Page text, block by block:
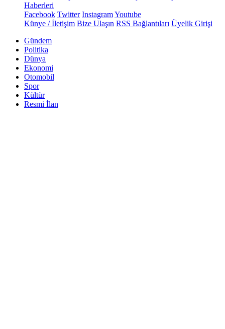
Haberleri
Facebook Twitter InstagramYoutube
Künye / İletişim Bize Ulaşın RSS Bağlantıları Üyelik Girişi
Gündem
Politika
Dünya
Ekonomi
Otomobil
Spor
Kültür
Resmi İlan